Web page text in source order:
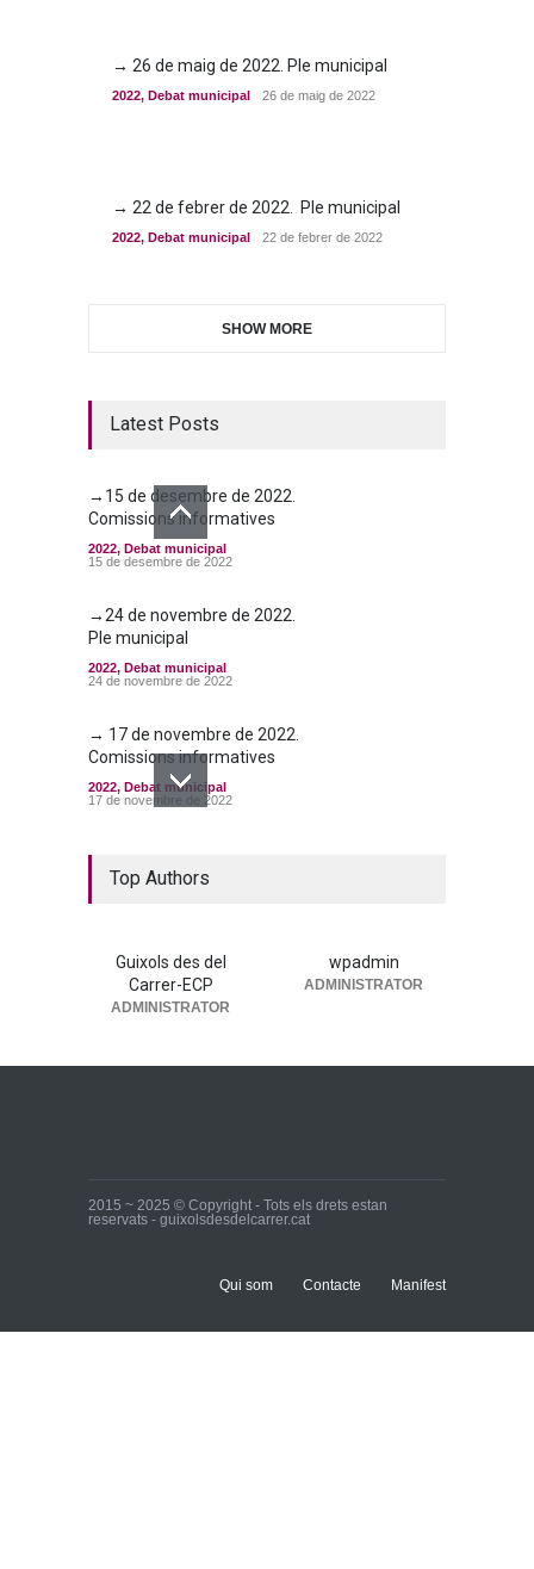
→ 26 de maig de 2022. Ple municipal
2022, Debat municipal 26 de maig de 2022
→ 22 de febrer de 2022. Ple municipal
2022, Debat municipal 22 de febrer de 2022
SHOW MORE
Latest Posts
→15 de desembre de 2022.
Comissions informatives
2022, Debat municipal
15 de desembre de 2022
→24 de novembre de 2022.
Ple municipal
2022, Debat municipal
24 de novembre de 2022
→ 17 de novembre de 2022.
Comissions informatives
2022, Debat municipal
17 de novembre de 2022
→27 d’octubre de 2022. Ple
municipal
2022
Top Authors
Guixols des del
Carrer-ECP
ADMINISTRATOR
wpadmin
ADMINISTRATOR
2015 ~ 2025 © Copyright - Tots els drets estan
reservats - guixolsdesdelcarrer.cat
Qui som Contacte Manifest